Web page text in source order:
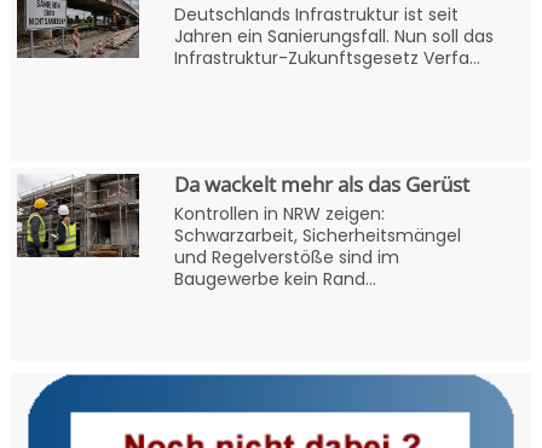
Deutschlands Infrastruktur ist seit
Jahren ein Sanierungsfall. Nun soll das
Infrastruktur-Zukunftsgesetz Verfa...
Da wackelt mehr als das Gerüst
Kontrollen in NRW zeigen:
Schwarzarbeit, Sicherheitsmängel
und Regelverstöße sind im
Baugewerbe kein Rand...